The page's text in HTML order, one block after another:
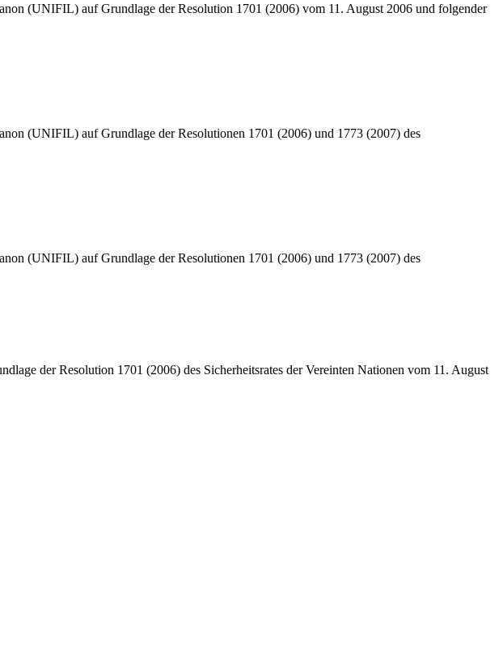
(UNIFIL) auf Grundlage der Resolution 1701 (2006) vom 11. August 2006 und folgender
(UNIFIL) auf Grundlage der Resolutionen 1701 (2006) und 1773 (2007) des
(UNIFIL) auf Grundlage der Resolutionen 1701 (2006) und 1773 (2007) des
der Resolution 1701 (2006) des Sicherheitsrates der Vereinten Nationen vom 11. August